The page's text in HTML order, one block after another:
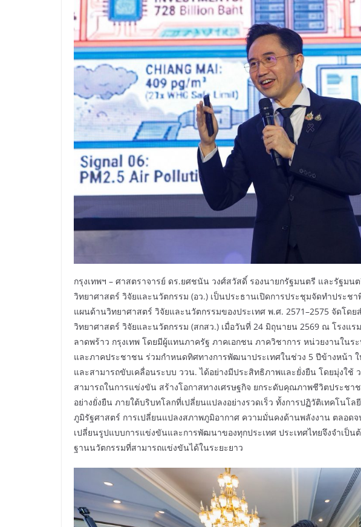
กรุงเทพฯ – ศาสตราจารย์ ดร.ยศชนัน วงศ์สวัสดิ์ รองนายกรัฐมนตรี และรัฐมน
วิทยาศาสตร์ วิจัยและนวัตกรรม (อว.) เป็นประธานเปิดการประชุมจัดทำประช
แผนด้านวิทยาศาสตร์ วิจัยและนวัตกรรมของประเทศ พ.ศ. 2571–2575 จัดโด
วิทยาศาสตร์ วิจัยและนวัตกรรม (สกสว.) เมื่อวันที่ 24 มิถุนายน 2569 ณ โรงแ
ลาดพร้าว กรุงเทพ โดยมีผู้แทนภาครัฐ ภาคเอกชน ภาควิชาการ หน่วยงานใน
และภาคประชาชน ร่วมกำหนดทิศทางการพัฒนาประเทศในช่วง 5 ปีข้างหน้า
และสามารถขับเคลื่อนระบบ ววน. ได้อย่างมีประสิทธิภาพและยั่งยืน โดยมุ่งใช้
สามารถในการแข่งขัน สร้างโอกาสทางเศรษฐกิจ ยกระดับคุณภาพชีวิตประชา
อย่างยั่งยืน ภายใต้บริบทโลกที่เปลี่ยนแปลงอย่างรวดเร็ว ทั้งการปฏิวัติเทคโน
ภูมิรัฐศาสตร์ การเปลี่ยนแปลงสภาพภูมิอากาศ ความมั่นคงด้านพลังงาน ตลอดจ
เปลี่ยนรูปแบบการแข่งขันและการพัฒนาของทุกประเทศ ประเทศไทยจึงจำเป็นต้
ฐานนวัตกรรมที่สามารถแข่งขันได้ในระยะยาว